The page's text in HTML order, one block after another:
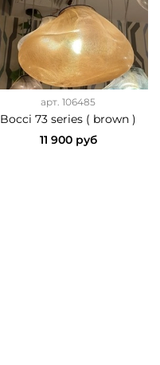
арт. 106485
Bocci 73 series ( brown )
11 900 руб